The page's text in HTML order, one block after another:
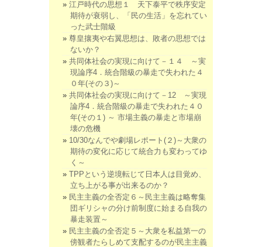
江戸時代の思想１ 天下泰平で秩序安定
期待が衰弱し、「民の生活」を忘れてい
った武士階級
尊皇攘夷や右翼思想は、敗者の思想では
ないか？
共同体社会の実現に向けて－１４ ～実
現論序4．統合階級の暴走で失われた４
０年(その３)～
共同体社会の実現に向けて－12 ～実現
論序4．統合階級の暴走で失われた４０
年(その１) ～ 市場主義の暴走と市場崩
壊の危機
10/30なんでや劇場レポート(２)～大衆の
期待の変化に応じて統合力も変わってゆ
く～
TPPという逆境転じて日本人は目覚め、
立ち上がる事が出来るのか？
民主主義の全否定６～民主主義は略奪集
団ギリシャの分け前制度に始まる自我の
暴走装置～
民主主義の全否定５～大衆を私益第一の
傍観者たらしめて支配するのが民主主義